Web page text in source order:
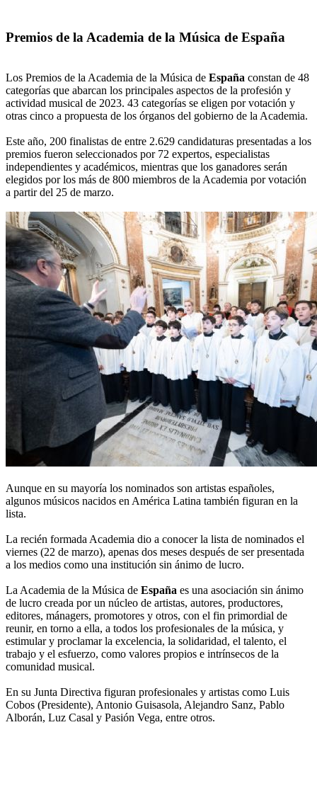
Premios de la Academia de la Música de España
Los Premios de la Academia de la Música de España constan de 48
categorías que abarcan los principales aspectos de la profesión y
actividad musical de 2023. 43 categorías se eligen por votación y
otras cinco a propuesta de los órganos del gobierno de la Academia.
Este año, 200 finalistas de entre 2.629 candidaturas presentadas a los
premios fueron seleccionados por 72 expertos, especialistas
independientes y académicos, mientras que los ganadores serán
elegidos por los más de 800 miembros de la Academia por votación
a partir del 25 de marzo.
Aunque en su mayoría los nominados son artistas españoles,
algunos músicos nacidos en América Latina también figuran en la
lista.
La recién formada Academia dio a conocer la lista de nominados el
viernes (22 de marzo), apenas dos meses después de ser presentada
a los medios como una institución sin ánimo de lucro.
La Academia de la Música de España es una asociación sin ánimo
de lucro creada por un núcleo de artistas, autores, productores,
editores, mánagers, promotores y otros, con el fin primordial de
reunir, en torno a ella, a todos los profesionales de la música, y
estimular y proclamar la excelencia, la solidaridad, el talento, el
trabajo y el esfuerzo, como valores propios e intrínsecos de la
comunidad musical.
En su Junta Directiva figuran profesionales y artistas como Luis
Cobos (Presidente), Antonio Guisasola, Alejandro Sanz, Pablo
Alborán, Luz Casal y Pasión Vega, entre otros.